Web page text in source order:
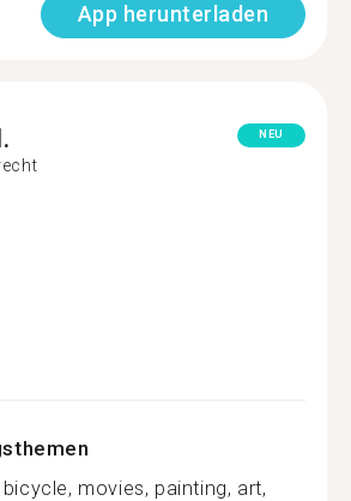
App herunterladen
NEU
movies, painting, art,